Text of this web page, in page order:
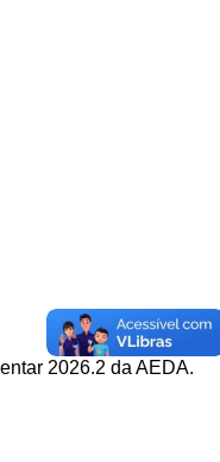
2026.2 da AEDA.